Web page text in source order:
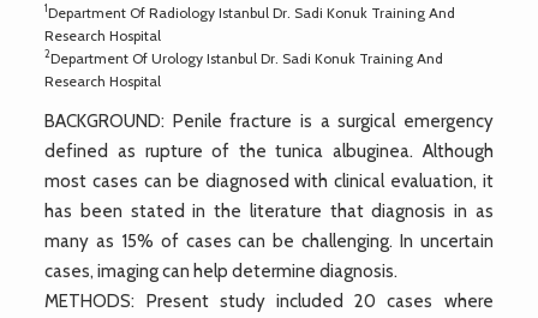
1Department Of Radiology Istanbul Dr. Sadi Konuk Training And
Research Hospital
2Department Of Urology Istanbul Dr. Sadi Konuk Training And
Research Hospital
BACKGROUND: Penile fracture is a surgical emergency
defined as rupture of the tunica albuginea. Although
most cases can be diagnosed with clinical evaluation, it
has been stated in the literature that diagnosis in as
many as 15% of cases can be challenging. In uncertain
cases, imaging can help determine diagnosis.
METHODS: Present study included 20 cases where